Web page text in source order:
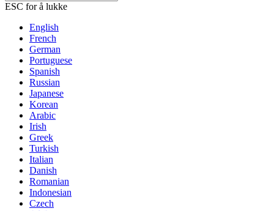
ESC for å lukke
English
French
German
Portuguese
Spanish
Russian
Japanese
Korean
Arabic
Irish
Greek
Turkish
Italian
Danish
Romanian
Indonesian
Czech